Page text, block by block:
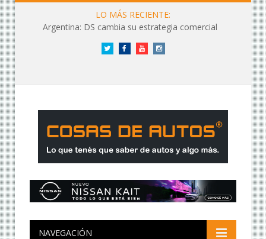
LO MÁS RECIENTE:
Argentina: DS cambia su estrategia comercial
Twitter FacebookYouTubeInstagram
NAVEGACIÓN